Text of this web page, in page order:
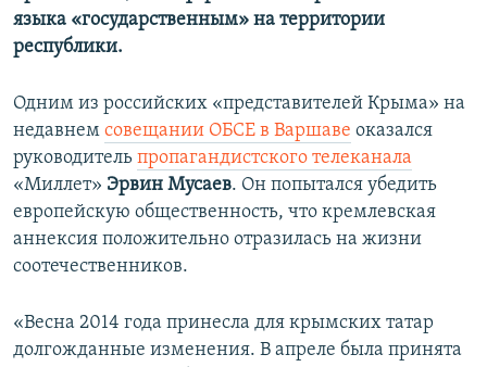
языка «государственным» на территории
республики.
Одним из российских «представителей Крыма» на
недавнем совещании ОБСЕ в Варшаве оказался
руководитель пропагандистского телеканала
«Миллет» Эрвин Мусаев. Он попытался убедить
европейскую общественность, что кремлевская
аннексия положительно отразилась на жизни
соотечественников.
«Весна 2014 года принесла для крымских татар
долгожданные изменения. В апреле была принята